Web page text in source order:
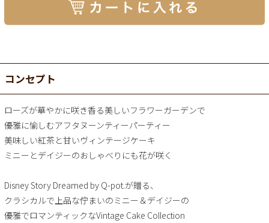
コンセプト
ローズが華やかに咲き香る美しいフラワーガーデンで
優雅に愉しむアフタヌーンティーパーティー
美味しい紅茶と甘いヴィンテージケーキ
ミニーとデイジーのおしゃべりにも花が咲く
Disney Story Dreamed by Q-pot.が贈る、
クラシカルで上品な佇まいのミニー＆デイジーの
優雅でロマンティックなVintage Cake Collection